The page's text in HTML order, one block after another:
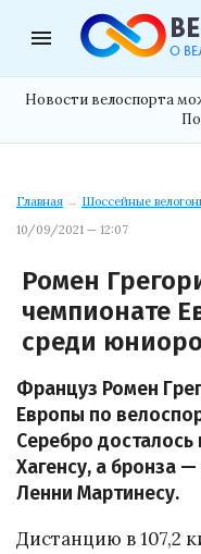
menu
Новости велоспорта
Главная → Шоссейные
10/09/2021 — 12:07
Ромен
чемпионате
среди
Француз Ромен
Европы по
Серебро
Хагенсу, а бронза
Ленни Мартинесу.
Дистанцию в 107,2